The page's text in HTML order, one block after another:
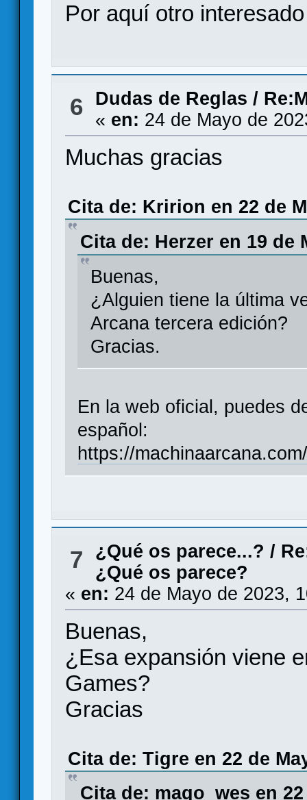
Por aquí otro
6 Dudas de Reglas /
« en: 24 de Mayo de
Muchas gracias
Cita de: Kririon en 22 de
Cita de: Herzer en 19 de
Buenas,
¿Alguien tiene la última
Arcana tercera edición?
Gracias.
En la web oficial, puedes
español:
https://
7 ¿Qué os parece...? /
¿Qué os parece?
« en: 24 de Mayo de 2023,
Buenas,
¿Esa expansión viene
Games?
Gracias
Cita de: Tigre en 22 de
Cita de: mago_wes en